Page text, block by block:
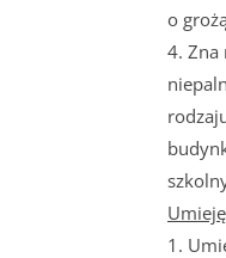
o
4. Zna
1.